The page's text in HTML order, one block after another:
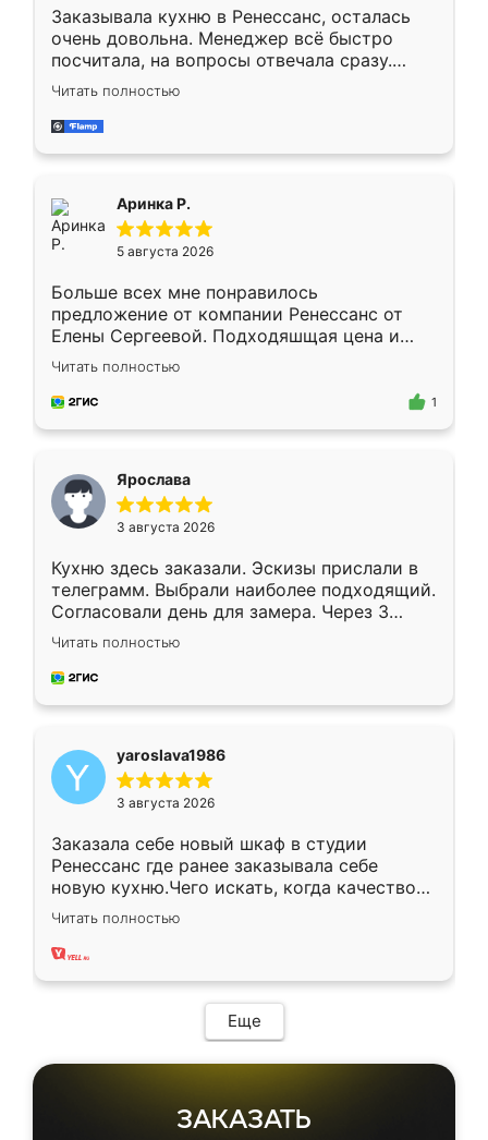
Заказывала кухню в Ренессанс, осталась
очень довольна. Менеджер всё быстро
посчитала, на вопросы отвечала сразу.
Замерщик приехал в субботу, подошёл к
делу со всей ответственностью. Собрали
за день, ребята работали аккуратно, даже
Читать полностью
Аринка Р.
5 августа 2026
Больше всех мне понравилось
предложение от компании Ренессанс от
Елены Сергеевой. Подходяшщая цена и
короткие сроки изготовления. Приехавший
для замера сотрудник Владислав
предложил по моему эскизу самый
Читать полностью
1
Ярослава
3 августа 2026
Кухню здесь заказали. Эскизы прислали в
телеграмм. Выбрали наиболее подходящий.
Согласовали день для замера. Через 3
недели кухня была уже готова. Остались
довольны работой. Спасибо Ренессанс
мебель за качественную работу!
Читать полностью
yaroslava1986
3 августа 2026
Заказала себе новый шкаф в студии
Ренессанс где ранее заказывала себе
новую кухню.Чего искать, когда качеством
вполне довольна. Служит кухня уже почти
два года, нареканий нет.
Читать полностью
Еще
ЗАКАЗАТЬ